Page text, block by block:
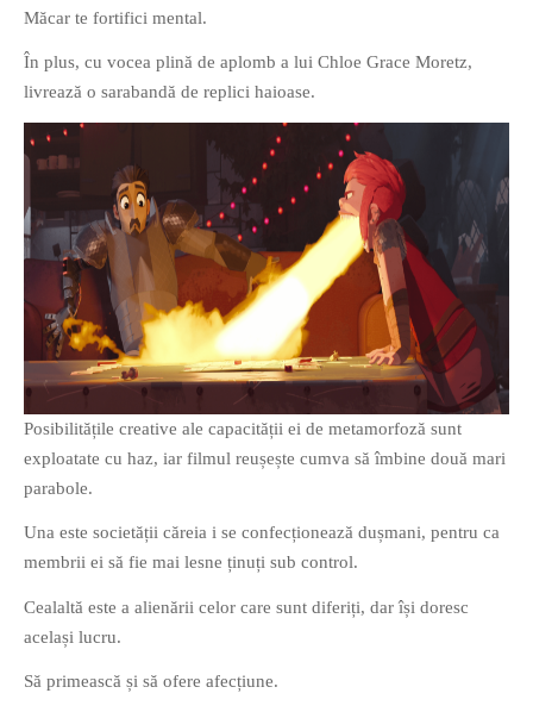
Măcar te fortifici mental.
În plus, cu vocea plină de aplomb a lui Chloe Grace Moretz,
livrează o sarabandă de replici haioase.
Posibilitățile creative ale capacității ei de metamorfoză sunt
exploatate cu haz, iar filmul reușește cumva să îmbine două mari
parabole.
Una este societății căreia i se confecționează dușmani, pentru ca
membrii ei să fie mai lesne ținuți sub control.
Cealaltă este a alienării celor care sunt diferiți, dar își doresc
același lucru.
Să primească și să ofere afecțiune.